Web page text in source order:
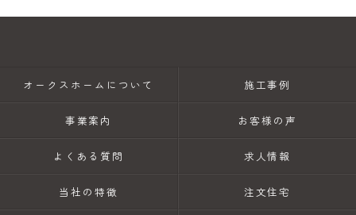
オークスホームについて 施工事例
事業案内 お客様の声
よくある質問 求人情報
当社の特徴 注文住宅